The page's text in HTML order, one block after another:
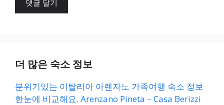
더 많은 숙소 정보
분위기있는 이탈리아 아렌자노 가족여행 숙소 정보
한눈에 비교해요. Arenzano Pineta – Casa Berizzi